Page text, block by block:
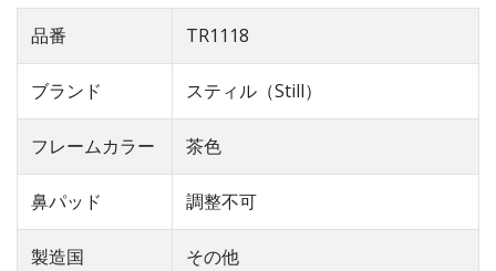
品番 TR1118
ブランド スティル（Still）
フレームカラー 茶色
鼻パッド 調整不可
製造国 その他